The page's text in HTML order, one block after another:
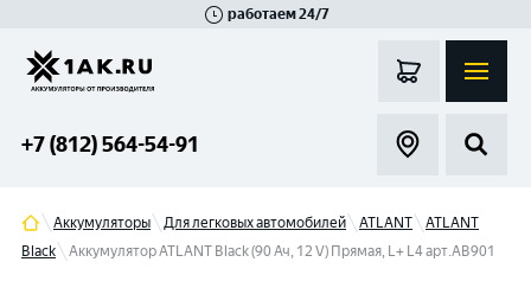
работаем 24/7
+7 (812) 564-54-91
Аккумуляторы Для легковых автомобилей ATLANT
ATLANT
Black
Аккумулятор ATLANT Black (90 Ач, 12 V) Прямая, L+ L4 арт.AB901
Гатчина